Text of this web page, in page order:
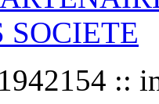
SOCIETE
::